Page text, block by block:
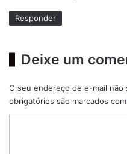
Responder
Deixe um
O seu endereço de e-mail não
obrigatórios são marcados com